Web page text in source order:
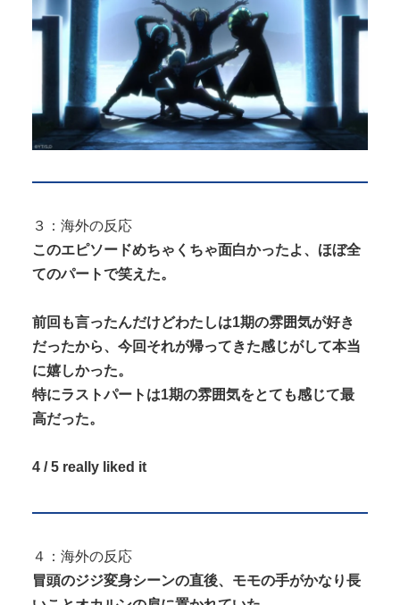
３：海外の反応
このエピソードめちゃくちゃ面白かったよ、ほぼ全
てのパートで笑えた。
前回も言ったんだけどわたしは1期の雰囲気が好き
だったから、今回それが帰ってきた感じがして本当
に嬉しかった。
特にラストパートは1期の雰囲気をとても感じて最
高だった。
4 / 5 really liked it
４：海外の反応
冒頭のジジ変身シーンの直後、モモの手がかなり長